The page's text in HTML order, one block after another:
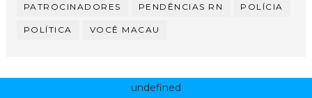
PATROCINADORES PENDÊNCIAS RN POLÍCIA
POLÍTICA VOCÊ MACAU
undefined